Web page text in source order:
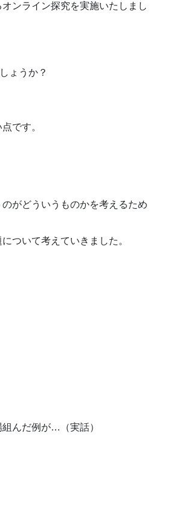
ンライン探究を実施いたしまし
ょうか？
です。
がどういうものかを考えるため
ついて考えていきました。
んだ例が…（実話）